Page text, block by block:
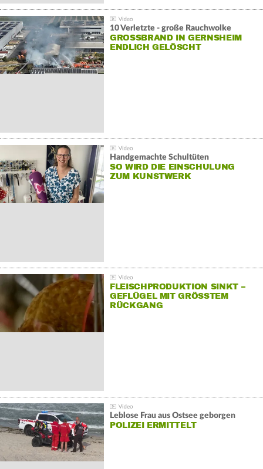
10 Verletzte - große Rauchwolke
GROSSBRAND IN GERNSHEIM E
NDLICH GELÖSCHT
Handgemachte Schultüten
SO WIRD DIE EINSCHULUNG
ZUM KUNSTWERK
FLEISCHPRODUKTION SINKT –
GEFLÜGEL MIT GRÖSSTEM R
ÜCKGANG
Leblose Frau aus Ostsee geborgen
POLIZEI ERMITTELT